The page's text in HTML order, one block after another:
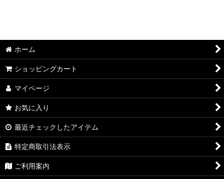
ホーム
ショッピングカート
マイページ
お気に入り
最近チェックしたアイテム
特定商取引法表示
ご利用案内